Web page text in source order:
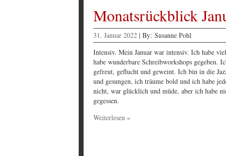
Monatsrückblick
31. Januar 2022 | By: Susanne Pohl
Intensiv. Mein Januar war intensiv. Ich habe
habe wunderbare Schreibworkshops
gefreut, geflucht und geweint. Ich bin in die
und gesungen, ich träume bold und ich habe
nicht, war glücklich und müde, aber ich habe
gegessen.
Weiterlesen »